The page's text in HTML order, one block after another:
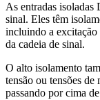
As entradas isoladas
sinal. Eles têm
incluindo a
da cadeia de sinal.
O alto isolamento
tensão ou tensões
passando por cima